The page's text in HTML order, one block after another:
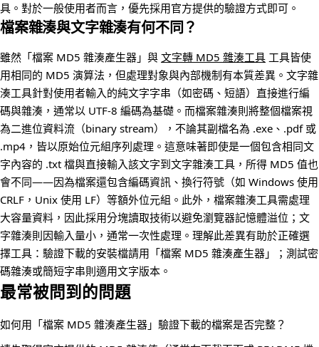
具。對於一般使用者而言，優先採用官方提供的驗證方式即可。
檔案雜湊與文字雜湊有何不同？
雖然「檔案 MD5 雜湊產生器」與 文字轉 MD5 雜湊工具 工具皆使
用相同的 MD5 演算法，但處理對象與內部機制有本質差異。文字雜
湊工具針對使用者輸入的純文字字串（如密碼、短語）直接進行編
碼與雜湊，通常以 UTF-8 編碼為基礎。而檔案雜湊則將整個檔案視
為二進位資料流（binary stream），不論其副檔名為 .exe、.pdf 或
.mp4，皆以原始位元組序列處理。這意味著即使是一個包含相同文
字內容的 .txt 檔與直接輸入該文字到文字雜湊工具，所得 MD5 值也
會不同——因為檔案還包含編碼資訊、換行符號（如 Windows 使用
CRLF，Unix 使用 LF）等額外位元組。此外，檔案雜湊工具需處理
大容量資料，因此採用分塊讀取技術以避免瀏覽器記憶體溢位；文
字雜湊則因輸入量小，通常一次性處理。理解此差異有助於正確選
擇工具：驗證下載的安裝檔請用「檔案 MD5 雜湊產生器」；測試密
碼雜湊或簡短字串則適用文字版本。
最常被問到的問題
如何用「檔案 MD5 雜湊產生器」驗證下載的檔案是否完整？